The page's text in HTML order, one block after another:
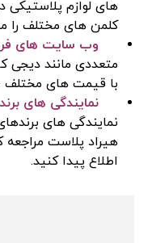
های لوازم
کلمن‌ های مختلف را
وب سایت‌ های
با قیمت‌ های مختلف
نمایندگی‌ های
نمایندگی‌ های
هیراد پلاست
اطلاع پیدا کنید.